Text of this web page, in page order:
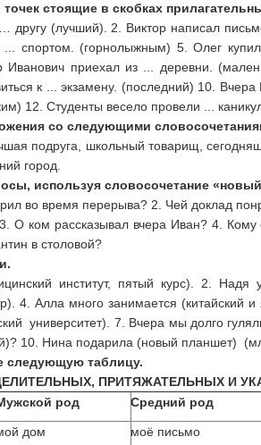
точек стоящие в скобках
другу (лучший). 2. Виктор написал
... спортом. (горнолыжным) 5. Олег
Иванович приехал из ... деревни.
к ... экзамену. (последний) 10.
12. Студенты весело провели ...
со следующими
подруга, школьный товарищ,
город.
используя словосочетание
во время перерыва? 2. Чей доклад
О ком рассказывал вчера Иван? 4.
в столовой?
институт, пятый курс). 2. Надя
4. Алла много занима­ется (китайский
университет). 7. Вчера мы долго
10. Нина подарила (новый планшет)
следующую таблицу.
ПРИТЯЖАТЕЛЬНЫХ И
род Средний род
дом
моё письмо